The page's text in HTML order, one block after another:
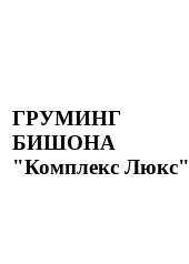
ГРУМИНГ
БИШОНА
"Комплекс Люкс"